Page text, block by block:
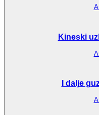
Kineski
I dalje